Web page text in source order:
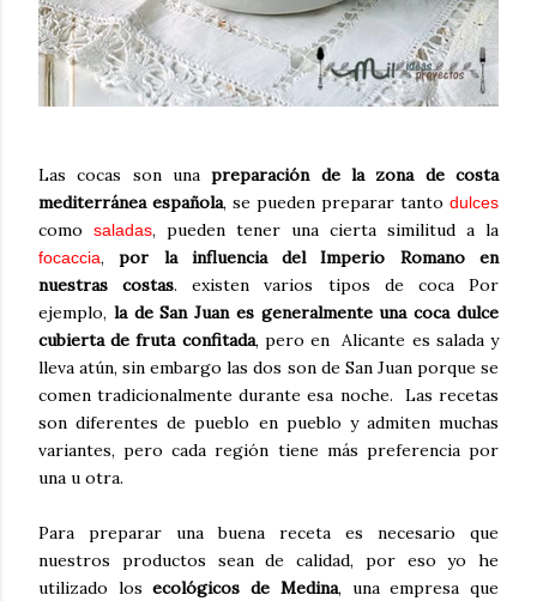
Las cocas son unapreparación de la zona de costa
mediterránea española, se pueden preparar tanto dulces
como saladas, pueden tener una cierta similitud a la
focaccia,por la influencia del Imperio Romano en
nuestras costas. existen varios tipos de coca Por
ejemplo, la de San Juan es generalmente una coca dulce
cubierta de fruta confitada, pero en Alicante es salada y
lleva atún, sin embargo las dos son de San Juan porque se
comen tradicionalmente durante esa noche. Las recetas
son diferentes de pueblo en pueblo y admiten muchas
variantes, pero cada región tiene más preferencia por
una u otra.
Para preparar una buena receta es necesario que
nuestros productos sean de calidad, por eso yo he
utilizado losecológicos de Medina, una empresa que